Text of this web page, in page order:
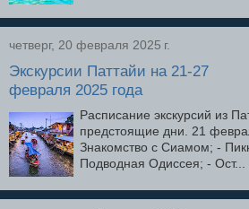
четверг, 20 февраля 2025 г.
Экскурсии Паттайи на 21-27
февраля 2025 года
Расписание экскурсий из
предстоящие дни. 21
Знакомство с Сиамом; -
Подводная Одиссея; - Ост...